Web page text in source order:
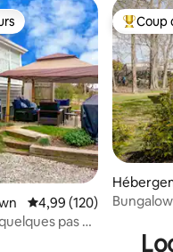
les plus appréciés
Évaluation moyenne
4,99 (120)
pas de
Coups
Coup